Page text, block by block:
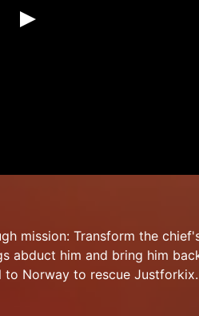
mission: Transform the
abduct him and bring him
to Norway to rescue Justforkix.